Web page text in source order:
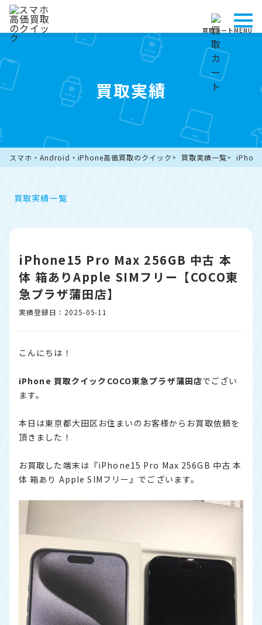
買取カートMENU
買取実績
スマホ・Android・iPhone高価買取のクイック 買取実績一覧
買取実績一覧
iPhone15 Pro Max 256GB 中古 本
体 箱ありApple SIMフリー【COCO東
急プラザ蒲田店】
実績登録日：2025-05-11
こんにちは！
iPhone 買取クイックCOCO東急プラザ蒲田店でござい
ます。
本日は東京都大田区お住まいのお客様からお買取依頼を
頂きました！
お買取した端末は『iPhone15 Pro Max 256GB 中古 本
体 箱あり Apple SIMフリー』でございます。